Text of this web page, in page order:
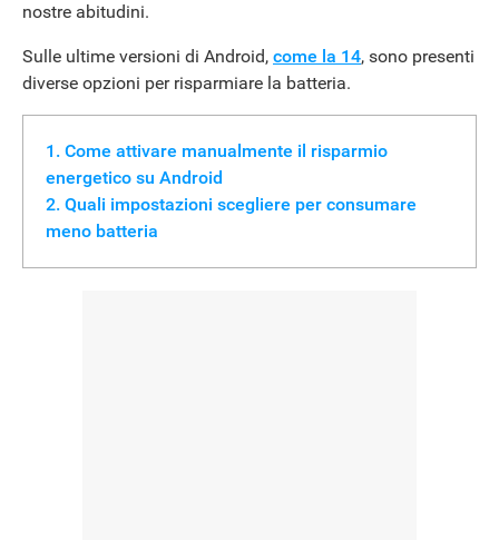
nostre abitudini.
Sulle ultime versioni di Android, come la 14, sono presenti
diverse opzioni per risparmiare la batteria.
Come attivare manualmente il risparmio
energetico su Android
Quali impostazioni scegliere per consumare
meno batteria